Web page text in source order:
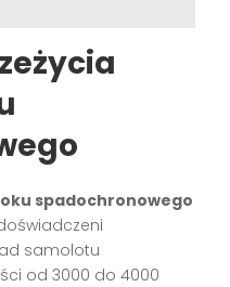
spadochronowego
samolotu
od 3000 do 4000